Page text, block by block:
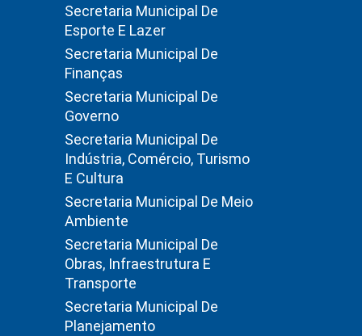
Secretaria Municipal De
Esporte E Lazer
Secretaria Municipal De
Finanças
Secretaria Municipal De
Governo
Secretaria Municipal De
Indústria, Comércio, Turismo
E Cultura
Secretaria Municipal De Meio
Ambiente
Secretaria Municipal De
Obras, Infraestrutura E
Transporte
Secretaria Municipal De
Planejamento